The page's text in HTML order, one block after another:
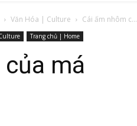
Văn Hóa | Culture Cái ấm nhôm c...
Trang chủ | Home
má